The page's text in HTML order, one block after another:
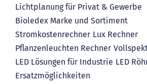
Lichtplanung für Privat & Gewerbe
Bioledex Marke und Sortiment
Stromkostenrechner Lux Rechner
Pflanzenleuchten Rechner
LED Lösungen für Industrie LED
Ersatzmöglichkeiten